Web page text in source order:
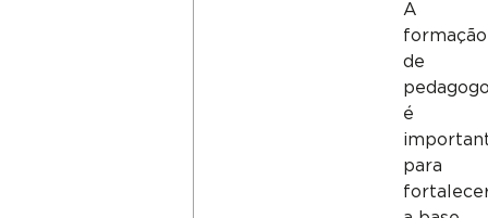
A
formação
de
é
para